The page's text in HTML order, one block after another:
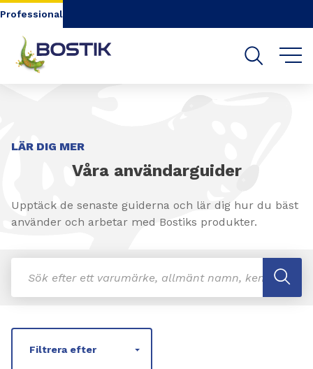
Go to content
Professional
LÄR DIG MER
Våra användarguider
Upptäck de senaste guiderna och lär dig hur du bäst
använder och arbetar med Bostiks produkter.
Filtrera efter